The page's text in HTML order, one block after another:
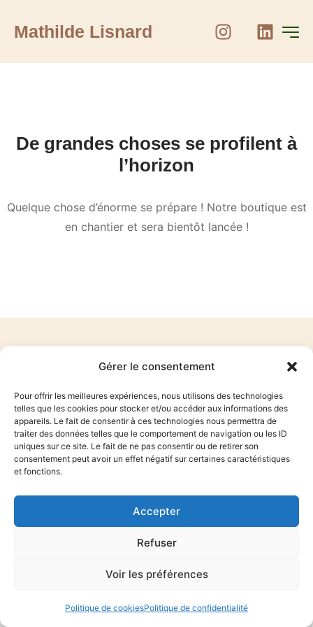
Gérer le consentement
Pour offrir les meilleures expériences, nous utilisons des technologies
telles que les cookies pour stocker et/ou accéder aux informations des
appareils. Le fait de consentir à ces technologies nous permettra de
traiter des données telles que le comportement de navigation ou les ID
uniques sur ce site. Le fait de ne pas consentir ou de retirer son
consentement peut avoir un effet négatif sur certaines caractéristiques
et fonctions.
Accepter
Refuser
Voir les préférences
Politique de cookiesPolitique de confidentialité
Mathilde Lisnard
De grandes choses se profilent à
l’horizon
Quelque chose d’énorme se prépare ! Notre boutique est
en chantier et sera bientôt lancée !
COPYRIGHT 2025 © MATHILDE LISNARD. ALL RIGHTS RESERVED.
Mentions légales–politique de confidentialite